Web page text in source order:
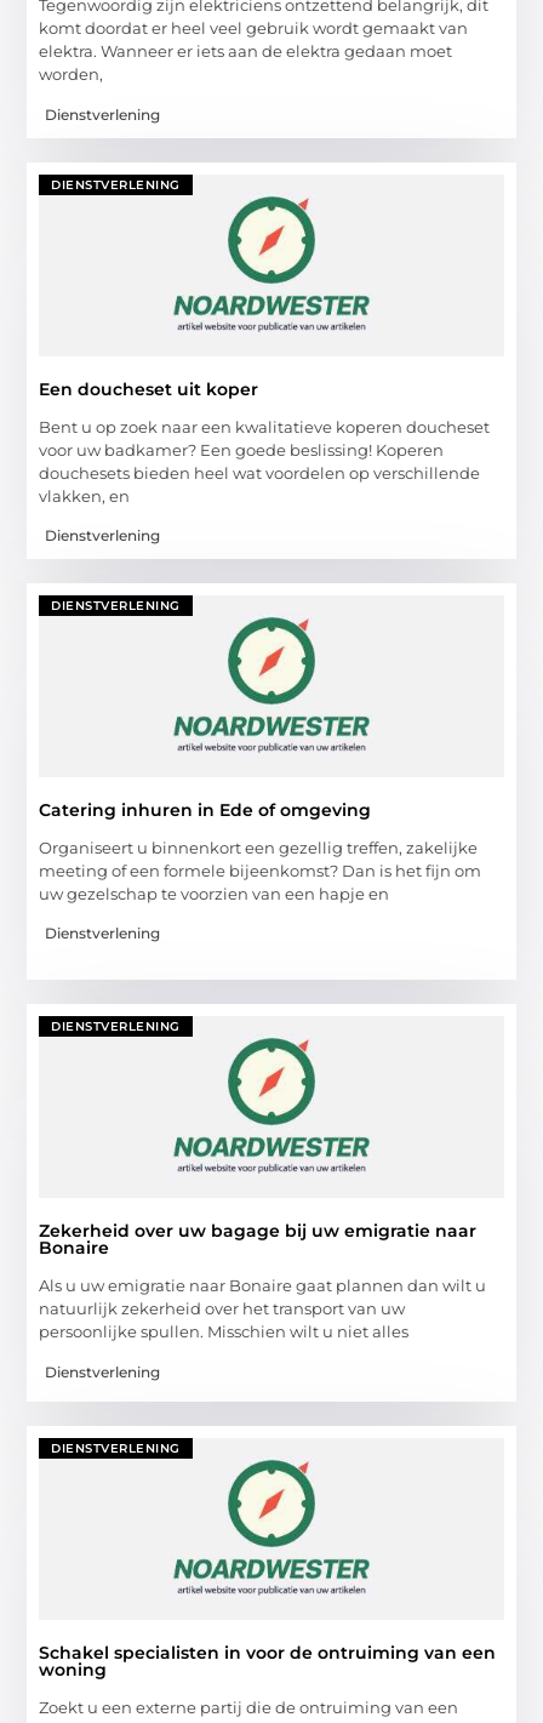
Tegenwoordig zijn elektriciens ontzettend belangrijk, dit
komt doordat er heel veel gebruik wordt gemaakt van
elektra. Wanneer er iets aan de elektra gedaan moet
worden,
Dienstverlening
DIENSTVERLENING
Een doucheset uit koper
Bent u op zoek naar een kwalitatieve koperen doucheset
voor uw badkamer? Een goede beslissing! Koperen
douchesets bieden heel wat voordelen op verschillende
vlakken, en
Dienstverlening
DIENSTVERLENING
Catering inhuren in Ede of omgeving
Organiseert u binnenkort een gezellig treffen, zakelijke
meeting of een formele bijeenkomst? Dan is het fijn om
uw gezelschap te voorzien van een hapje en
Dienstverlening
DIENSTVERLENING
Zekerheid over uw bagage bij uw emigratie naar
Bonaire
Als u uw emigratie naar Bonaire gaat plannen dan wilt u
natuurlijk zekerheid over het transport van uw
persoonlijke spullen. Misschien wilt u niet alles
Dienstverlening
DIENSTVERLENING
Schakel specialisten in voor de ontruiming van een
woning
Zoekt u een externe partij die de ontruiming van een